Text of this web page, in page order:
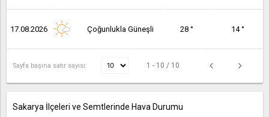
17.08.2026 Çoğunlukla Güneşli 28 ° 14 °
Sayfa başına satır sayısı: 1 - 10 / 10
Sakarya İlçeleri ve Semtlerinde Hava Durumu